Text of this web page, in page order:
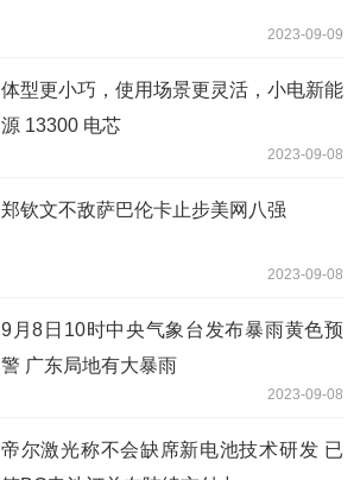
2023-09-09
体型更小巧，使用场景更灵活，小电新能
源 13300 电芯
2023-09-08
郑钦文不敌萨巴伦卡止步美网八强
2023-09-08
9月8日10时中央气象台发布暴雨黄色预
警 广东局地有大暴雨
2023-09-08
帝尔激光称不会缺席新电池技术研发 已